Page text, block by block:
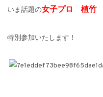
いま話題の女子プロ 植竹
特別参加いたします！